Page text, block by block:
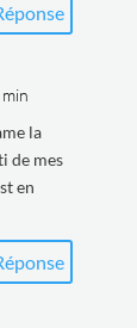
la
de mes
en